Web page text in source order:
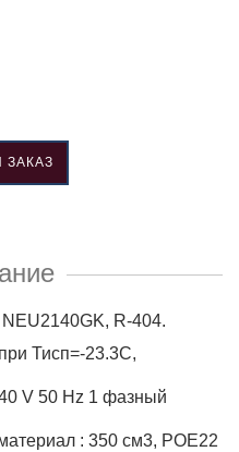
R-404.
Тисп=-23.3С,
V 50 Hz 1 фазный
: 350 см3, POE22